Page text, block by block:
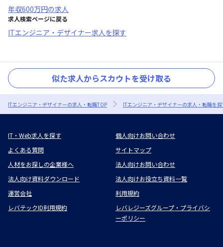
年収600万円の求人
求人検索ページに戻る
ITエンジニア・デザイナー求人を探す
似た求人からスカウトを受け取る
ITエンジニア・デザイナーの求人・転職TOP ITエンジニア・デザイナーの求人・転職を
IT・Web求人を探す
個人向けお問い合わせ
よくある質問
サイトマップ
人材をお探しの企業様へ
法人向けお問い合わせ
法人向け資料ダウンロード
法人向けお役立ち資料一覧
運営会社
利用規約
レバテックID利用規約
レバレジーズグループ・プライバシ
ーポリシー